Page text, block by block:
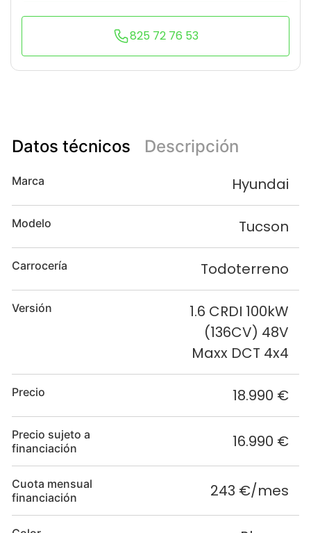
825 72 76 53
Datos técnicos Descripción
Marca Hyundai
Modelo Tucson
Carrocería Todoterreno
Versión
1.6 CRDI 100kW
(136CV) 48V
Maxx DCT 4x4
Precio 18.990 €
Precio sujeto a
financiación
16.990 €
Cuota mensual
financiación
243 €/mes